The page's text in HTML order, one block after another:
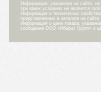
Информация, указанная на сайте,
при каких условиях не является
Информация о технических
представленных в каталоге на
Информация о цене товара,
сообщение ООО «Иберис Групп» о